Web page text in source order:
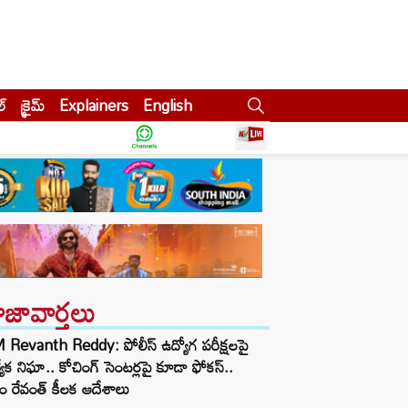
క్రైమ్ Explainers English
Revanth Reddy: పోలీస్ ఉద్యోగ పరీక్షలపై
నిఘా.. కోచింగ్ సెంటర్లపై కూడా ఫోకస్..
రేవంత్ కీలక ఆదేశాలు